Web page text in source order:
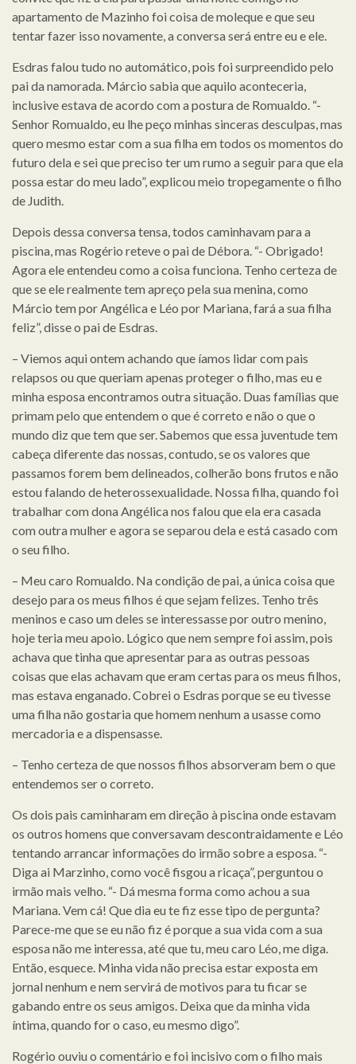
apartamento de Mazinho foi coisa de moleque e que seu
tentar fazer isso novamente, a conversa será entre eu e ele.
Esdras falou tudo no automático, pois foi surpreendido pelo
pai da namorada. Márcio sabia que aquilo aconteceria,
inclusive estava de acordo com a postura de Romualdo. “-
Senhor Romualdo, eu lhe peço minhas sinceras desculpas, mas
quero mesmo estar com a sua filha em todos os momentos do
futuro dela e sei que preciso ter um rumo a seguir para que ela
possa estar do meu lado”, explicou meio tropegamente o filho
de Judith.
Depois dessa conversa tensa, todos caminhavam para a
piscina, mas Rogério reteve o pai de Débora. “- Obrigado!
Agora ele entendeu como a coisa funciona. Tenho certeza de
que se ele realmente tem apreço pela sua menina, como
Márcio tem por Angélica e Léo por Mariana, fará a sua filha
feliz”, disse o pai de Esdras.
– Viemos aqui ontem achando que íamos lidar com pais
relapsos ou que queriam apenas proteger o filho, mas eu e
minha esposa encontramos outra situação. Duas famílias que
primam pelo que entendem o que é correto e não o que o
mundo diz que tem que ser. Sabemos que essa juventude tem
cabeça diferente das nossas, contudo, se os valores que
passamos forem bem delineados, colherão bons frutos e não
estou falando de heterossexualidade. Nossa filha, quando foi
trabalhar com dona Angélica nos falou que ela era casada
com outra mulher e agora se separou dela e está casado com
o seu filho.
– Meu caro Romualdo. Na condição de pai, a única coisa que
desejo para os meus filhos é que sejam felizes. Tenho três
meninos e caso um deles se interessasse por outro menino,
hoje teria meu apoio. Lógico que nem sempre foi assim, pois
achava que tinha que apresentar para as outras pessoas
coisas que elas achavam que eram certas para os meus filhos,
mas estava enganado. Cobrei o Esdras porque se eu tivesse
uma filha não gostaria que homem nenhum a usasse como
mercadoria e a dispensasse.
– Tenho certeza de que nossos filhos absorveram bem o que
entendemos ser o correto.
Os dois pais caminharam em direção à piscina onde estavam
os outros homens que conversavam descontraidamente e Léo
tentando arrancar informações do irmão sobre a esposa. “-
Diga ai Marzinho, como você fisgou a ricaça”, perguntou o
irmão mais velho. “- Dá mesma forma como achou a sua
Mariana. Vem cá! Que dia eu te fiz esse tipo de pergunta?
Parece-me que se eu não fiz é porque a sua vida com a sua
esposa não me interessa, até que tu, meu caro Léo, me diga.
Então, esquece. Minha vida não precisa estar exposta em
jornal nenhum e nem servirá de motivos para tu ficar se
gabando entre os seus amigos. Deixa que da minha vida
íntima, quando for o caso, eu mesmo digo”.
Rogério ouviu o comentário e foi incisivo com o filho mais